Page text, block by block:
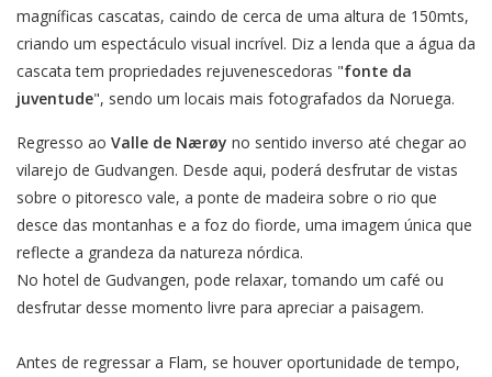
magníficas cascatas, caindo de cerca de uma altura de 150mts,
criando um espectáculo visual incrível. Diz a lenda que a água da
cascata tem propriedades rejuvenescedoras "fonte da
juventude", sendo um locais mais fotografados da Noruega.
Regresso ao Valle de Nærøy no sentido inverso até chegar ao
vilarejo de Gudvangen. Desde aqui, poderá desfrutar de vistas
sobre o pitoresco vale, a ponte de madeira sobre o rio que
desce das montanhas e a foz do fiorde, uma imagem única que
reflecte a grandeza da natureza nórdica.
No hotel de Gudvangen, pode relaxar, tomando um café ou
desfrutar desse momento livre para apreciar a paisagem.
Antes de regressar a Flam, se houver oportunidade de tempo,